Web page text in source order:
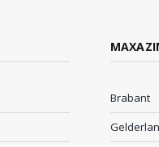
Brabant